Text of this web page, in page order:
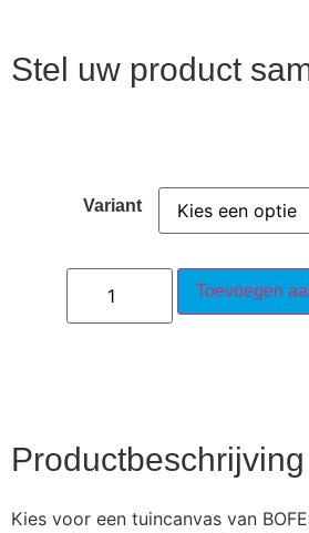
Stel uw product
Variant
Toevoegen
Productbeschrijving
Kies voor een tuincanvas van